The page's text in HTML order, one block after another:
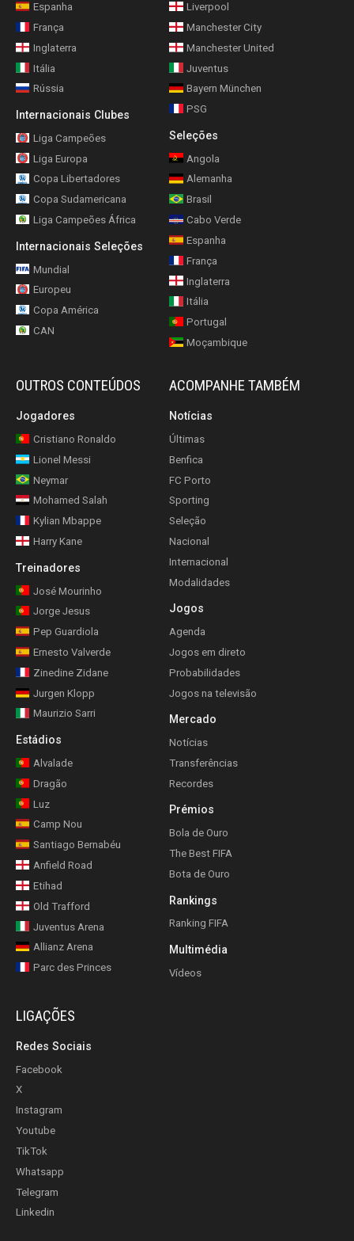
Espanha
França
Inglaterra
Itália
Rússia
Internacionais Clubes
Liga Campeões
Liga Europa
Copa Libertadores
Copa Sudamericana
Liga Campeões África
Internacionais Seleções
Mundial
Europeu
Copa América
CAN
Liverpool
Manchester City
Manchester United
Juventus
Bayern München
PSG
Seleções
Angola
Alemanha
Brasil
Cabo Verde
Espanha
França
Inglaterra
Itália
Portugal
Moçambique
OUTROS CONTEÚDOS
Jogadores
Cristiano Ronaldo
Lionel Messi
Neymar
Mohamed Salah
Kylian Mbappe
Harry Kane
Treinadores
José Mourinho
Jorge Jesus
Pep Guardiola
Ernesto Valverde
Zinedine Zidane
Jurgen Klopp
Maurizio Sarri
Estádios
Alvalade
Dragão
Luz
Camp Nou
Santiago Bernabéu
Anfield Road
Etihad
Old Trafford
Juventus Arena
Allianz Arena
Parc des Princes
ACOMPANHE TAMBÉM
Notícias
Últimas
Benfica
FC Porto
Sporting
Seleção
Nacional
Internacional
Modalidades
Jogos
Agenda
Jogos em direto
Probabilidades
Jogos na televisão
Mercado
Notícias
Transferências
Recordes
Prémios
Bola de Ouro
The Best FIFA
Bota de Ouro
Rankings
Ranking FIFA
Multimédia
Vídeos
LIGAÇÕES
Redes Sociais
Facebook
X
Instagram
Youtube
TikTok
Whatsapp
Telegram
Linkedin